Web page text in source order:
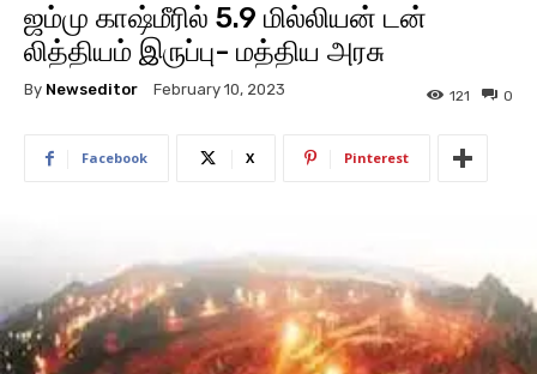
ஜம்மு காஷ்மீரில் 5.9 மில்லியன் டன்
லித்தியம் இருப்பு- மத்திய அரசு
By Newseditor February 10, 2023 0
121
Facebook X Pinterest